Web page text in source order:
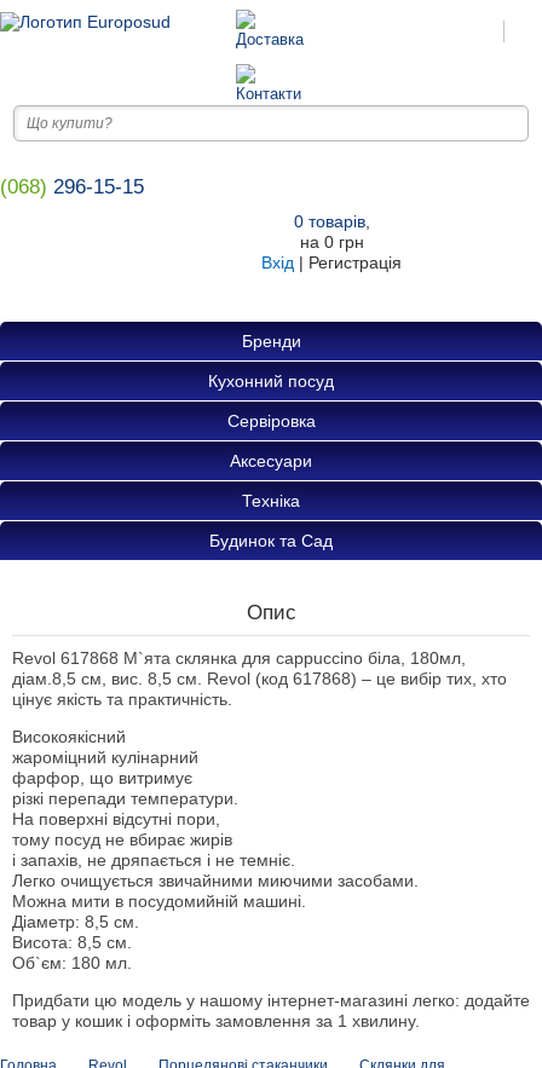
(068) 296-15-15
0товарів,
на 0 грн
Вхід | Регистрація
Бренди
Кухонний посуд
Сервіровка
Аксесуари
Техніка
Будинок та Сад
Опис
Revol 617868 М`ята склянка для cappuccino біла, 180мл,
діам.8,5 см, вис. 8,5 см. Revol (код 617868) – це вибір тих, хто
цінує якість та практичність.
Високоякісний
жароміцний кулінарний
фарфор, що витримує
різкі перепади температури.
На поверхні відсутні пори,
тому посуд не вбирає жирів
і запахів, не дряпається і не темніє.
Легко очищується звичайними миючими засобами.
Можна мити в посудомийній машині.
Діаметр: 8,5 см.
Висота: 8,5 см.
Об`єм: 180 мл.
Придбати цю модель у нашому інтернет-магазині легко: додайте
товар у кошик і оформіть замовлення за 1 хвилину.